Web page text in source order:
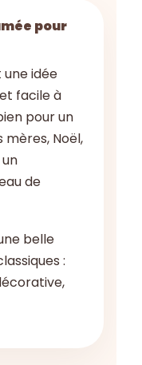
pour
idée
facile à
pour un
Noël,
de
belle
: